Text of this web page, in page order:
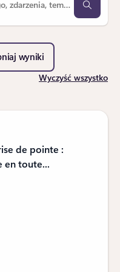
wyniki
Wyczyść wszystko
de pointe :
en toute...